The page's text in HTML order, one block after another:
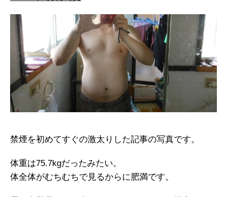
禁煙を初めてすぐの激太りした記事の写真です。
体重は75.7kgだったみたい。
体全体がむちむちで見るからに肥満です。